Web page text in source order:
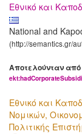
Εθνικό και
National and
(http://semantics.gr/
Αποτελούνταν από
Εθνικό και
Νομικών,
Πολιτικής